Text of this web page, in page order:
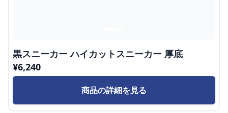
黒スニーカー ハイカットスニーカー 厚底
¥6,240
商品の詳細を見る